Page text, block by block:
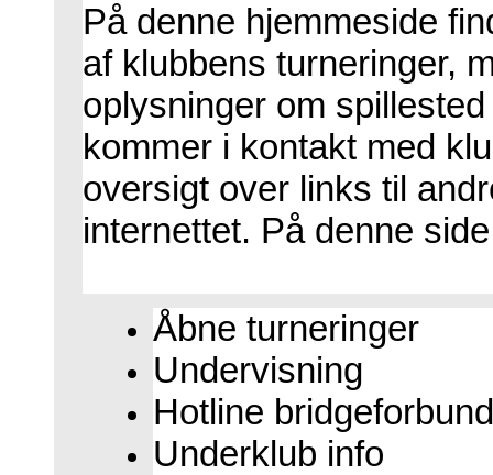
På denne hjemmeside
af klubbens turneringer,
oplysninger om
kommer i kontakt med
oversigt over links til
internettet. På denne
Åbne turneringer
Undervisning
Hotline
Underklub info